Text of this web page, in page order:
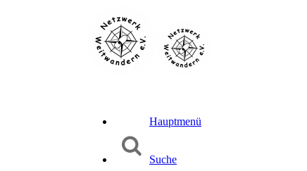
Hauptmenü
Suche